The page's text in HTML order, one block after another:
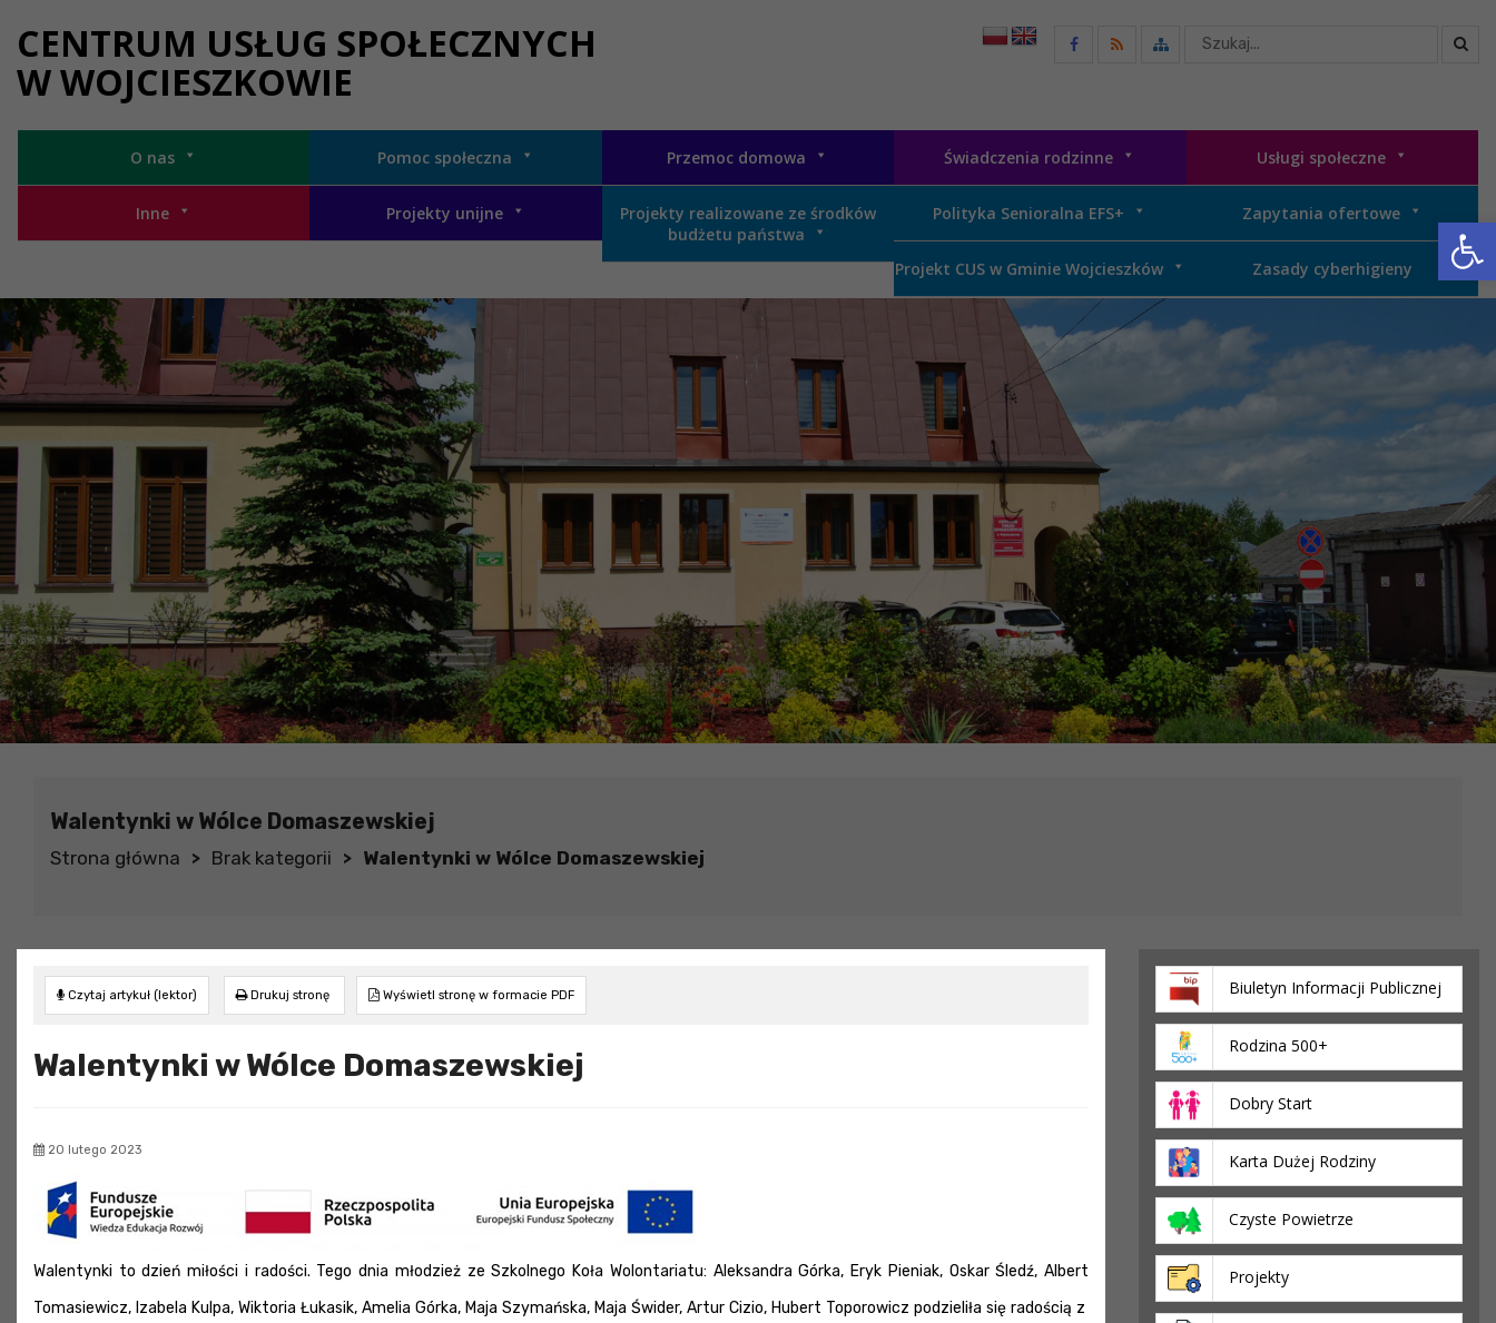
CENTRUM USŁUG SPOŁECZNYCH
W WOJCIESZKOWIE
O nas Pomoc społeczna Przemoc domowa Świadczenia rodzinne Usługi społeczne
Inne Projekty unijne
Projekty realizowane ze środków
budżetu państwa
Polityka Senioralna EFS+ Zapytania ofertowe
Projekt CUS w Gminie Wojcieszków Zasady cyberhigieny
Walentynki w Wólce Domaszewskiej
Strona główna > Brak kategorii > Walentynki w Wólce Domaszewskiej
Czytaj artykuł (lektor) Drukuj stronę Wyświetl stronę w formacie PDF
Walentynki w Wólce Domaszewskiej
20 lutego 2023
Walentynki to dzień miłości i radości. Tego dnia młodzież ze Szkolnego Koła Wolontariatu: Aleksandra Górka, Eryk Pieniak, Oskar Śledź, Albert
Tomasiewicz, Izabela Kulpa, Wiktoria Łukasik, Amelia Górka, Maja Szymańska, Maja Świder, Artur Cizio, Hubert Toporowicz podzieliła się radością z
Biuletyn Informacji Publicznej
Rodzina 500+
Dobry Start
Karta Dużej Rodziny
Czyste Powietrze
Projekty